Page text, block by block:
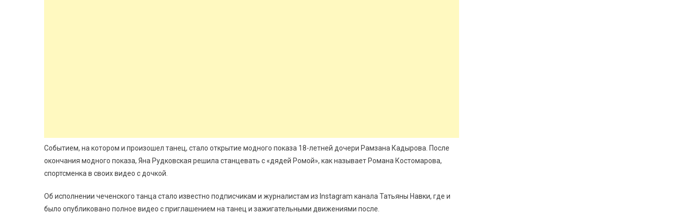
Событием, на котором и произошел танец, стало открытие модного показа 18-летней дочери Рамзана Кадырова. После
окончания модного показа, Яна Рудковская решила станцевать с «дядей Ромой», как называет Романа Костомарова,
спортсменка в своих видео с дочкой.
Об исполнении чеченского танца стало известно подписчикам и журналистам из Instagram канала Татьяны Навки, где и
было опубликовано полное видео с приглашением на танец и зажигательными движениями после.